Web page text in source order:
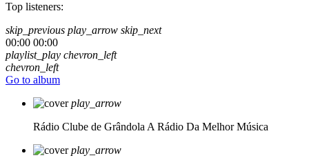
Top listeners:
skip_previous play_arrow skip_next
00:00 00:00
playlist_play chevron_left
chevron_left
Go to album
play_arrow
Rádio Clube de Grândola A Rádio Da Melhor Música
play_arrow